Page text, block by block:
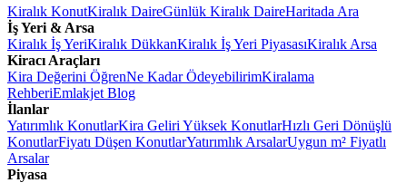
Kiralık KonutKiralık DaireGünlük Kiralık DaireHaritada Ara
İş Yeri & Arsa
Kiralık İş YeriKiralık DükkanKiralık İş Yeri PiyasasıKiralık Arsa
Kiracı Araçları
Kira Değerini ÖğrenNe Kadar ÖdeyebilirimKiralama
RehberiEmlakjet Blog
İlanlar
Yatırımlık KonutlarKira Geliri Yüksek KonutlarHızlı Geri Dönüşlü
KonutlarFiyatı Düşen KonutlarYatırımlık ArsalarUygun m² Fiyatlı
Arsalar
Piyasa